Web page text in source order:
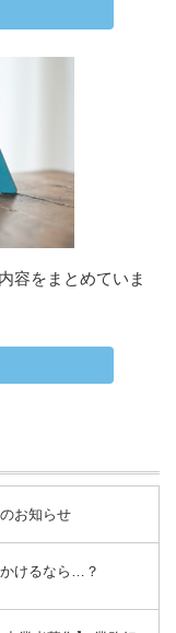
容をまとめていま
お知らせ
けるなら…？